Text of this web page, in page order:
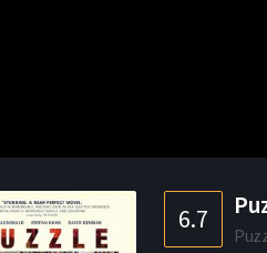
6.7